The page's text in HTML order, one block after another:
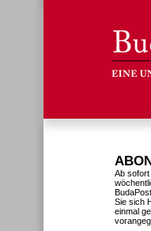
Ab
Sie sich
einmal